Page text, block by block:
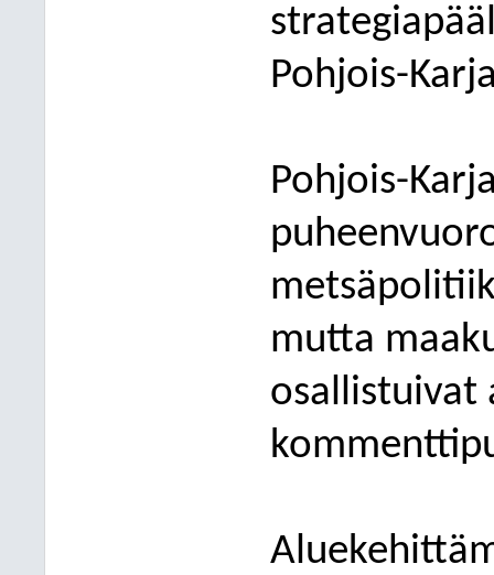
Pohjois-
Pohjois-
mutta
osallistuivat